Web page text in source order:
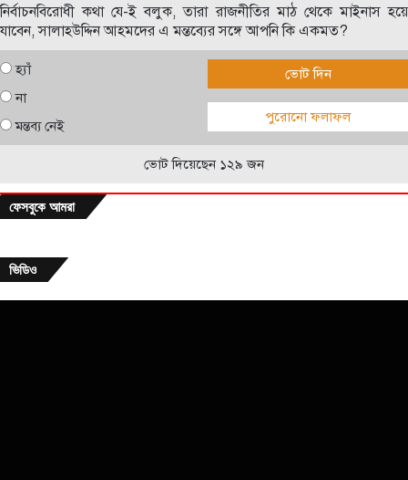
নির্বাচনবিরোধী কথা যে-ই বলুক, তারা রাজনীতির মাঠ থেকে মাইনাস হয়ে
যাবেন, সালাহউদ্দিন আহমদের এ মন্তব্যের সঙ্গে আপনি কি একমত?
হ্যাঁ
না
মন্তব্য নেই
ভোট দিন
পুরোনো ফলাফল
ভোট দিয়েছেন ১২৯ জন
ফেসবুকে আমরা
ভিডিও